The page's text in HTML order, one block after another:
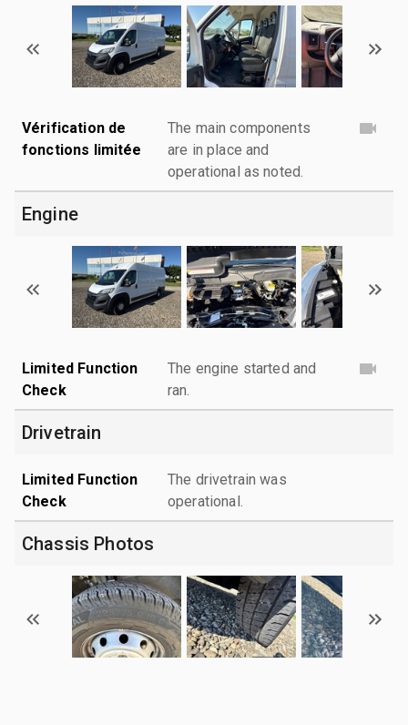
Vérification de
fonctions limitée
The main components
are in place and
operational as noted.
Engine
Limited Function
Check
The engine started and
ran.
Drivetrain
Limited Function
Check
The drivetrain was
operational.
Chassis Photos